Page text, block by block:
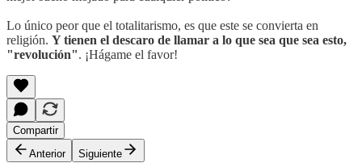
Lo único peor que el totalitarismo, es que este se convierta en
religión. Y tienen el descaro de llamar a lo que sea que sea esto,
"revolución". ¡Hágame el favor!
Compartir
Anterior
Siguiente